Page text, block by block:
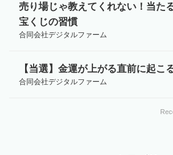
売り場じゃ教えてくれない！当た
宝くじの習慣
合同会社デジタルファーム
【当選】金運が上がる直前に起こ
合同会社デジタルファーム